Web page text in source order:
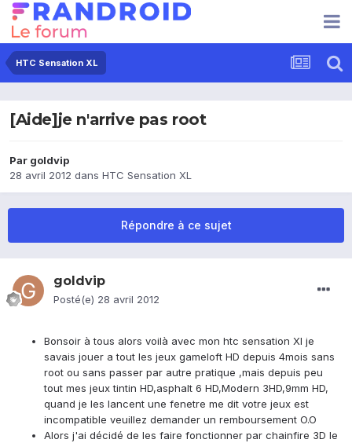
HTC Sensation XL
[Aide]je n'arrive pas root
Par goldvip
28 avril 2012 dans HTC Sensation XL
Répondre à ce sujet
goldvip
Posté(e) 28 avril 2012
Bonsoir à tous alors voilà avec mon htc sensation Xl je
savais jouer a tout les jeux gameloft HD depuis 4mois sans
root ou sans passer par autre pratique ,mais depuis peu
tout mes jeux tintin HD,asphalt 6 HD,Modern 3HD,9mm HD,
quand je les lancent une fenetre me dit votre jeux est
incompatible veuillez demander un remboursement O.O
Alors j'ai décidé de les faire fonctionner par chainfire 3D le